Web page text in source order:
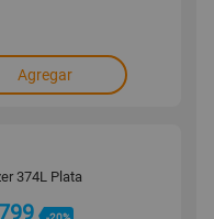
Agregar
374L Plata